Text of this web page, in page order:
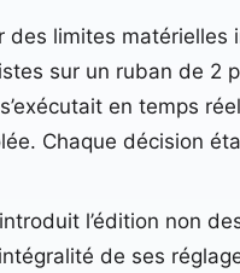
limites matérielles
sur un ruban de 2
en temps
Chaque décision
l’édition non
de ses